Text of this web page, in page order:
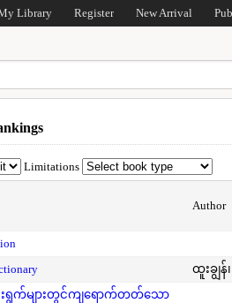
Library Register New Arrival
Limitations
Author
ထူးချွန်
ရွက်များတွင်ကျရောက်တတ်သော